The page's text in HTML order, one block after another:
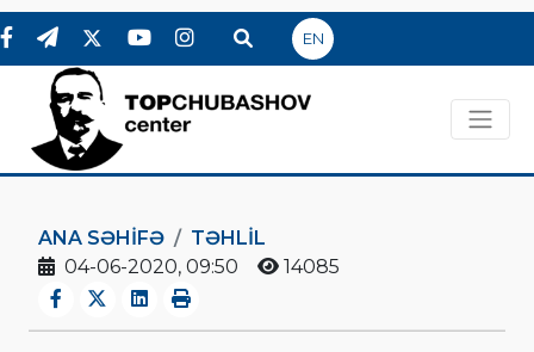
EN
ANA SƏHIFƏ
TƏHLİL
04-06-2020, 09:50
14085